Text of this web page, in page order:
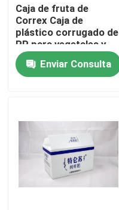
Productos
Los vídeos
Sobre nosotros
Control de calidad
Caja de fruta de
Correx Caja de
plástico corrugado de
PP para vegetales y
agricultura Caja de
embalajeEnviar Consulta